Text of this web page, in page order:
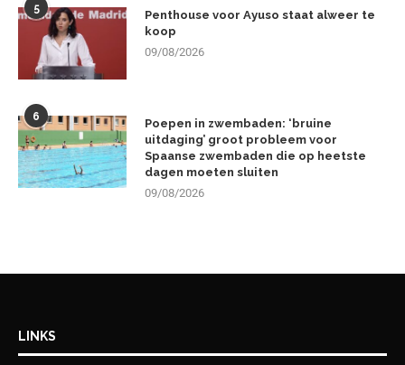
5
Penthouse voor Ayuso staat alweer te
koop
09/08/2026
6
Poepen in zwembaden: ‘bruine
uitdaging’ groot probleem voor
Spaanse zwembaden die op heetste
dagen moeten sluiten
09/08/2026
LINKS